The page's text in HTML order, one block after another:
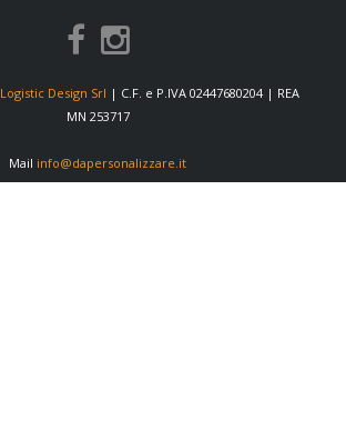
Logistic Design Srl | C.F. e P.IVA 02447680204 | REA
MN 253717
Mail info@dapersonalizzare.it